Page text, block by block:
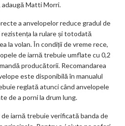
adaugă Matti Morri.
a anvelopelor reduce gradul de
rezistența la rulare și totodată
la volan. În condiții de vreme rece,
de iarnă trebuie umflate cu 0,2
producătorii. Recomandarea
este disponibilă în manualul
reglată atunci când anvelopele
de a porni la drum lung.
iarnă trebuie verificată banda de